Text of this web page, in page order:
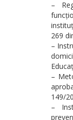
–
269
–
–
149/
–